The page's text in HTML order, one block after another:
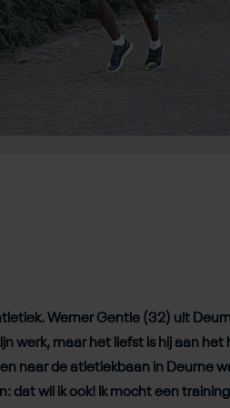
Werner Gentle (32) uit
werk, maar het liefst is hij aan het
naar de atletiekbaan in Deurne
dat wil ik ook! Ik mocht een